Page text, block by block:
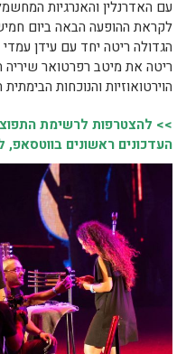
עם האדרנלין והאנרגיות
הגדולה ריטה יחד עם עידן
ריטה את מיטב רפרטואר שיריה
הוירטואוזיות והנוכחות
>> להצטרפות לרשימת
העדכונים ראשונים בווטסאפ,